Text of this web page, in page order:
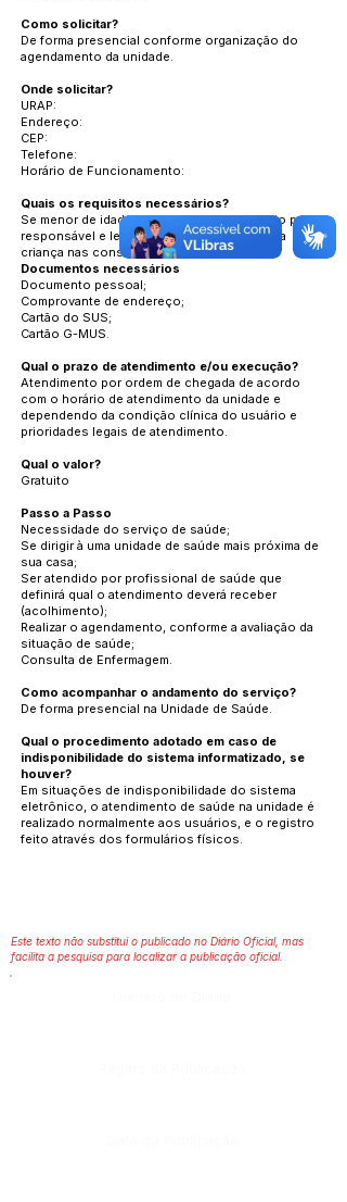
Como solicitar?
De forma presencial conforme organização do
agendamento da unidade.
Onde solicitar?
URAP:
Endereço:
CEP:
Telefone:
Horário de Funcionamento:
Quais os requisitos necessários?
Se menor de idade deve estar acompanhado por
responsável e levar a caderneta de saúde da
criança nas consultas.
Documentos necessários
Documento pessoal;
Comprovante de endereço;
Cartão do SUS;
Cartão G-MUS.
Qual o prazo de atendimento e/ou execução?
Atendimento por ordem de chegada de acordo
com o horário de atendimento da unidade e
dependendo da condição clínica do usuário e
prioridades legais de atendimento.
Qual o valor?
Gratuito
Passo a Passo
Necessidade do serviço de saúde;
Se dirigir à uma unidade de saúde mais próxima de
sua casa;
Ser atendido por profissional de saúde que
definirá qual o atendimento deverá receber
(acolhimento);
Realizar o agendamento, conforme a avaliação da
situação de saúde;
Consulta de Enfermagem.
Como acompanhar o andamento do serviço?
De forma presencial na Unidade de Saúde.
Qual o procedimento adotado em caso de
indisponibilidade do sistema informatizado, se
houver?
Em situações de indisponibilidade do sistema
eletrônico, o atendimento de saúde na unidade é
realizado normalmente aos usuários, e o registro
feito através dos formulários físicos.
Este texto não substitui o publicado no Diário Oficial, mas
facilita a pesquisa para localizar a publicação oficial.